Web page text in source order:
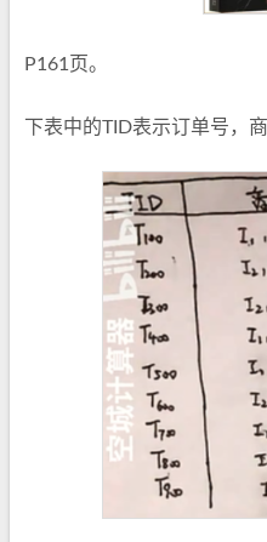
P161页。
下表中的TID表示订单号，